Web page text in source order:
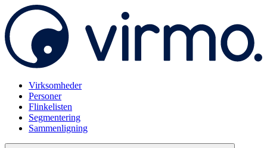
Virksomheder
Personer
Flinkelisten
Segmentering
Sammenligning